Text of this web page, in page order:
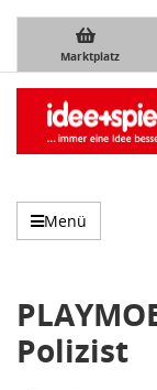
Marktplatz
Menü
Polizist